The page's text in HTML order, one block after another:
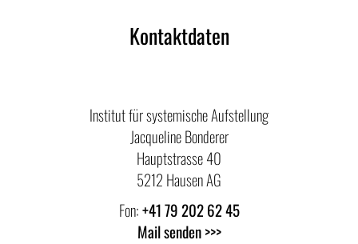
Kontaktdaten
Institut für systemische Aufstellung
Jacqueline Bonderer
Hauptstrasse 40
5212 Hausen AG
Fon:+41 79 202 62 45
Mail senden >>>